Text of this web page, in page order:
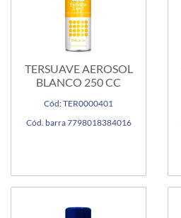
TERSUAVE AEROSOL
BLANCO 250 CC
Cód: TER0000401
Cód. barra 7798018384016